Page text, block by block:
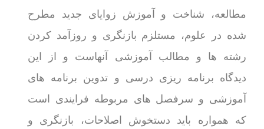
مطالعه، شناخت و آموزش زوایای جدید مطرح
شده در علوم، مستلزم بازنگری و روزآمد کردن
رشته ها و مطالب آموزشی آنهاست و از این
دیدگاه برنامه ریزی درسی و تدوین برنامه های
آموزشی و سرفصل های مربوطه فرایندی است
که همواره باید دستخوش اصلاحات، بازنگری و